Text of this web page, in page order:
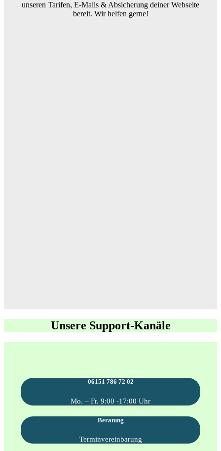
unseren Tarifen, E-Mails & Absicherung deiner Webseite
bereit. Wir helfen gerne!
Unsere Support-Kanäle
06151 786 72 02
Mo. – Fr. 9:00 -17:00 Uhr
Beratung
Terminvereinbarung